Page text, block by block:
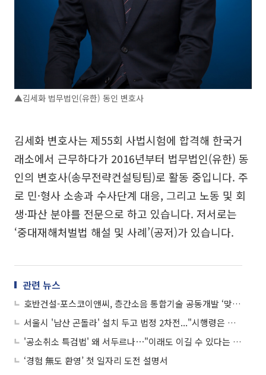
▲김세화 법무법인(유한) 동인 변호사
김세화 변호사는 제55회 사법시험에 합격해 한국거
래소에서 근무하다가 2016년부터 법무법인(유한) 동
인의 변호사(송무전략컨설팅팀)로 활동 중입니다. 주
로 민·형사 소송과 수사단계 대응, 그리고 노동 및 회
생·파산 분야를 전문으로 하고 있습니다. 저서로는
‘중대재해처벌법 해설 및 사례’(공저)가 있습니다.
관련 뉴스
호반건설-포스코이앤씨, 층간소음 통합기술 공동개발 ‘맞손’
서울시 '남산 곤돌라' 설치 두고 법정 2차전..."시행령은 재량규정” VS “법규 명령”
'공소취소 특검법' 왜 서두르나⋯"이래도 이길 수 있다는 계산"
‘경험 無도 환영’ 첫 일자리 도전 설명서